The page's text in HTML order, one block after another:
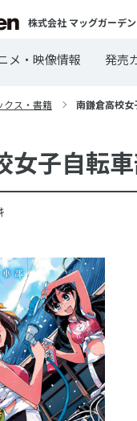
株式会社 マッグガーデン
メ・映像情報 発売
クス・書籍 南鎌倉高校
女子自転
ｷ